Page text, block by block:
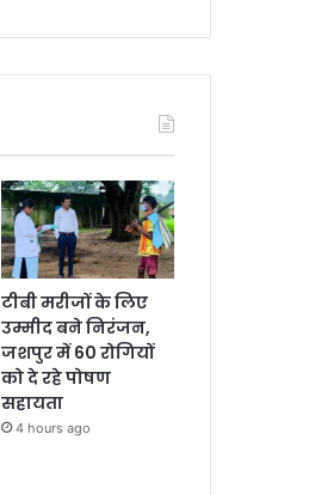
टीबी मरीजों के लिए
उम्मीद बने निरंजन,
जशपुर में 60 रोगियों
को दे रहे पोषण
सहायता
4 hours ago